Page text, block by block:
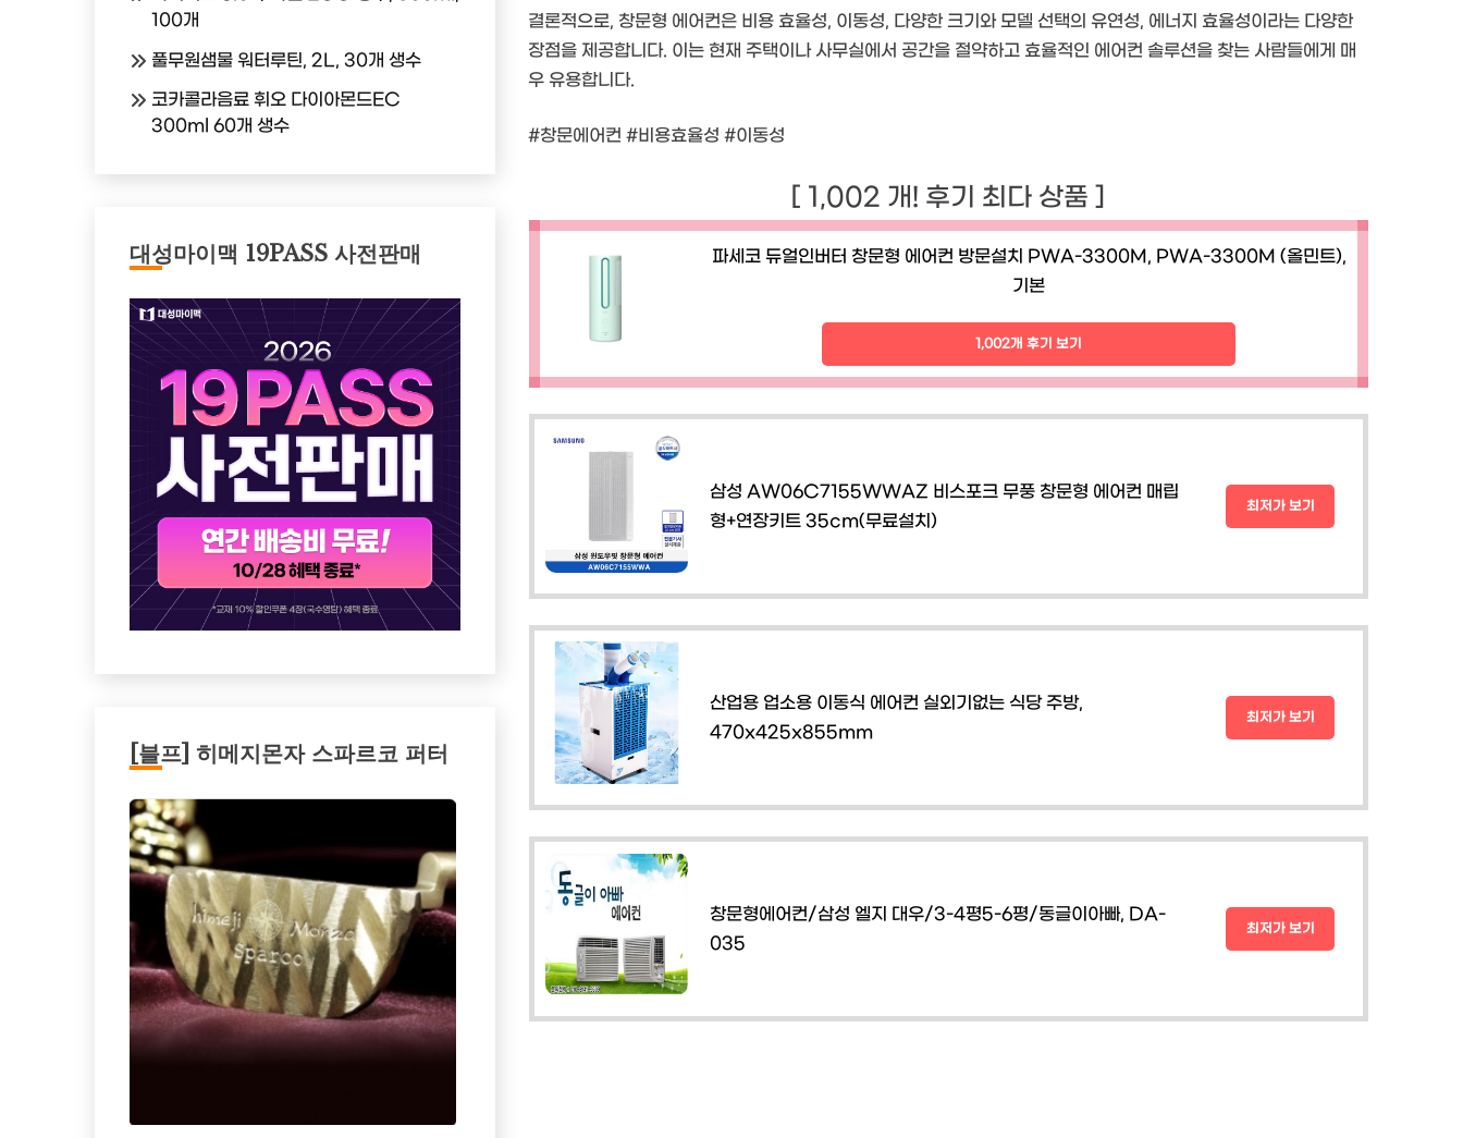
결론적으로, 창문형 에어컨은 비용 효율성, 이동성, 다양한 크기와 모델 선택의 유연성, 에너지 효율성이라는 다양한
장점을 제공합니다. 이는 현재 주택이나 사무실에서 공간을 절약하고 효율적인 에어컨 솔루션을 찾는 사람들에게 매
우 유용합니다.
#창문에어컨 #비용효율성 #이동성
[ 1,002 개! 후기 최다 상품 ]
파세코 듀얼인버터 창문형 에어컨 방문설치 PWA-3300M, PWA-3300M (올민트),
기본
1,002개 후기 보기
삼성 AW06C7155WWAZ 비스포크 무풍 창문형 에어컨 매립
형+연장키트 35cm(무료설치)
최저가 보기
산업용 업소용 이동식 에어컨 실외기없는 식당 주방,
470x425x855mm
최저가 보기
창문형에어컨/삼성 엘지 대우/3-4평5-6평/동글이아빠, DA-
035
최저가 보기
100개
풀무원샘물 워터루틴, 2L, 30개 생수
코카콜라음료 휘오 다이아몬드EC
300ml 60개 생수
대성마이맥 19PASS 사전판매
[블프] 히메지몬자 스파르코 퍼터